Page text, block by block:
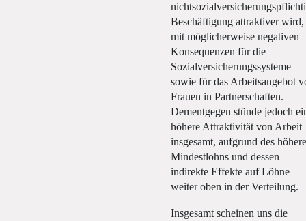
Beschäftigung attraktiver wird,
mit möglicherweise negativen
Konsequenzen für die
Sozialversicherungssysteme
sowie für das Arbeitsangebot
Frauen in Partnerschaften.
Dementgegen stünde jedoch
höhere Attraktivität von Arbeit
insgesamt, aufgrund des
Mindestlohns und dessen
indirekte Effekte auf Löhne
weiter oben in der Verteilung.
Insgesamt scheinen uns die